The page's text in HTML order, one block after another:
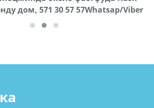
дом, 571 30 57 57Whatsap/Viber
57Whatsap/Viber